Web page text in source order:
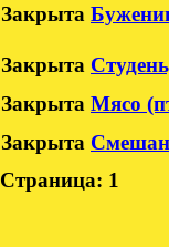
Закрыта
Закрыта
Закрыта Мясо
Закрыта
Страница: 1